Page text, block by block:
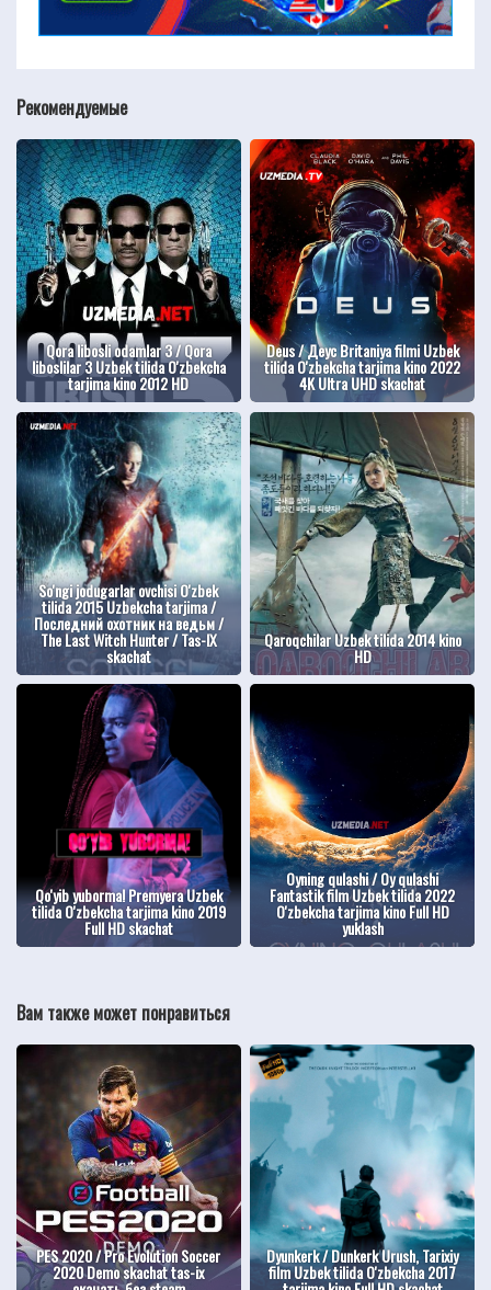
Рекомендуемые
Qora libosli odamlar 3 / Qora
liboslilar 3 Uzbek tilida O'zbekcha
tarjima kino 2012 HD
Deus / Деус Britaniya filmi Uzbek
tilida O'zbekcha tarjima kino 2022
4K Ultra UHD skachat
So'ngi jodugarlar ovchisi O'zbek
tilida 2015 Uzbekcha tarjima /
Последний охотник на ведьм /
The Last Witch Hunter / Tas-IX
skachat
Qaroqchilar Uzbek tilida 2014 kino
HD
Qo'yib yuborma! Premyera Uzbek
tilida O'zbekcha tarjima kino 2019
Full HD skachat
Oyning qulashi / Oy qulashi
Fantastik film Uzbek tilida 2022
O'zbekcha tarjima kino Full HD
yuklash
Вам также может понравиться
PES 2020 / Pro Evolution Soccer
2020 Demo skachat tas-ix
Dyunkerk / Dunkerk Urush, Tarixiy
film Uzbek tilida O'zbekcha 2017